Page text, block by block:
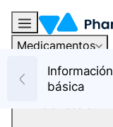
Medicamentos
RecursosInformación
básica